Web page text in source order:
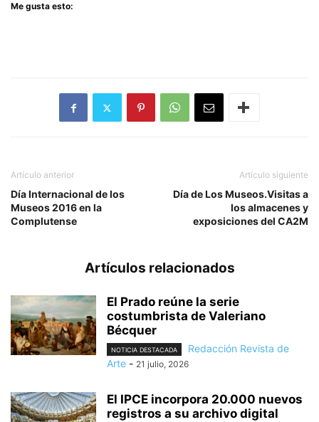
Me gusta esto:
Artículo anterior
Día Internacional de los
Museos 2016 en la
Complutense
Artículo siguiente
Día de Los Museos.Visitas a
los almacenes y
exposiciones del CA2M
Artículos relacionados
El Prado reúne la serie
costumbrista de Valeriano
Bécquer
NOTICIA DESTACADA
Redacción Revista de
Arte - 21 julio, 2026
El IPCE incorpora 20.000 nuevos
registros a su archivo digital